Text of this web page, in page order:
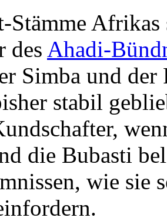
Stämme
des Ahadi-
Simba und der
stabil
die Bubasti
wie sie